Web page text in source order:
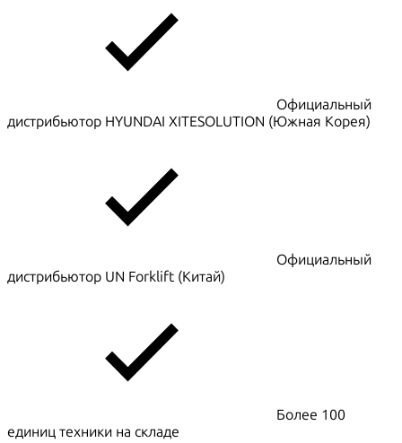
Официальный
дистрибьютор HYUNDAI XITESOLUTION (Южная Корея)
Официальный
дистрибьютор UN Forklift (Китай)
Более 100
единиц техники на складе